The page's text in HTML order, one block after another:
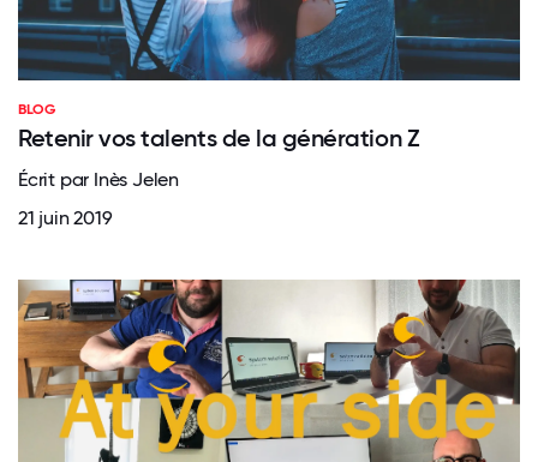
BLOG
Retenir vos talents de la génération Z
Écrit par Inès Jelen
21 juin 2019